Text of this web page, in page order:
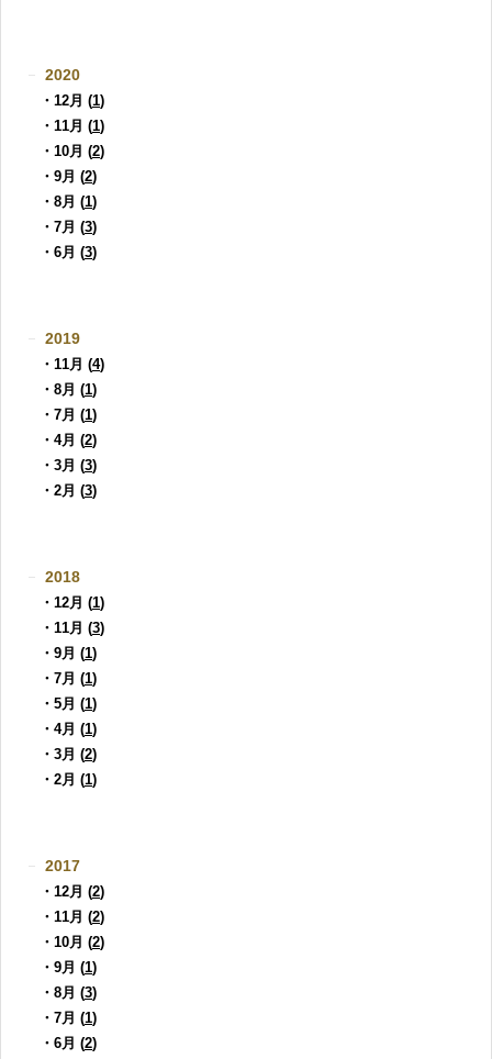
2020
・12月 (1)
・11月 (1)
・10月 (2)
・9月 (2)
・8月 (1)
・7月 (3)
・6月 (3)
2019
・11月 (4)
・8月 (1)
・7月 (1)
・4月 (2)
・3月 (3)
・2月 (3)
2018
・12月 (1)
・11月 (3)
・9月 (1)
・7月 (1)
・5月 (1)
・4月 (1)
・3月 (2)
・2月 (1)
2017
・12月 (2)
・11月 (2)
・10月 (2)
・9月 (1)
・8月 (3)
・7月 (1)
・6月 (2)